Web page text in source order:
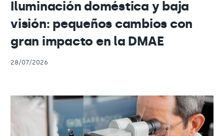
Iluminación doméstica y baja
visión: pequeños cambios con
gran impacto en la DMAE
28/07/2026